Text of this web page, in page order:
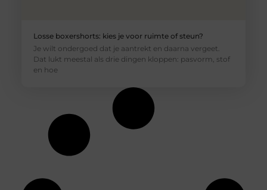
Losse boxershorts: kies je voor ruimte of steun?
Je wilt ondergoed dat je aantrekt en daarna vergeet.
Dat lukt meestal als drie dingen kloppen: pasvorm, stof
en hoe